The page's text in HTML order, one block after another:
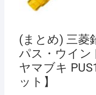
(まとめ) 三菱
パス・ウイン
ヤマブキ
ット】